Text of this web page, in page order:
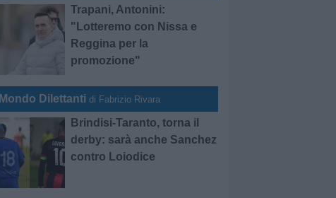
Trapani, Antonini:
"Lotteremo con Nissa e
Reggina per la
promozione"
Mondo Dilettanti di Fabrizio Rivara
Brindisi-Taranto, torna il
derby: sarà anche Sanchez
contro Loiodice